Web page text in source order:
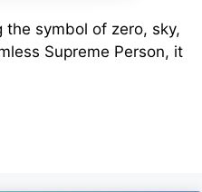
the symbol of zero, sky,
Supreme Person, it